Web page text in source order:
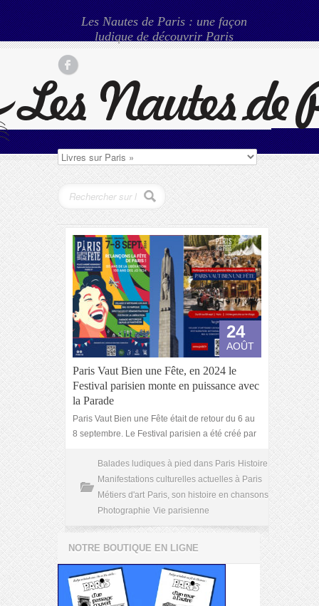
Les Nautes de Paris : une façon
ludique de découvrir Paris
24
AOÛT
Paris Vaut Bien une Fête, en 2024 le
Festival parisien monte en puissance avec
la Parade
Paris Vaut Bien une Fête était de retour du 6 au
8 septembre. Le Festival parisien a été créé par
Balades ludiques à pied dans Paris Histoire
Manifestations culturelles actuelles à Paris
Métiers d'art Paris, son histoire en chansons
Photographie Vie parisienne
NOTRE BOUTIQUE EN LIGNE